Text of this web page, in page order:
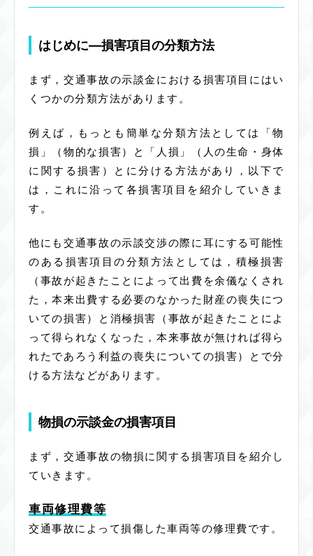
はじめに―損害項目の分類方法
まず，交通事故の示談金における損害項目にはい
くつかの分類方法があります。
例えば，もっとも簡単な分類方法としては「物
損」（物的な損害）と「人損」（人の生命・身体
に関する損害）とに分ける方法があり，以下で
は，これに沿って各損害項目を紹介していきま
す。
他にも交通事故の示談交渉の際に耳にする可能性
のある損害項目の分類方法としては，積極損害
（事故が起きたことによって出費を余儀なくされ
た，本来出費する必要のなかった財産の喪失につ
いての損害）と消極損害（事故が起きたことによ
って得られなくなった，本来事故が無ければ得ら
れたであろう利益の喪失についての損害）とで分
ける方法などがあります。
物損の示談金の損害項目
まず，交通事故の物損に関する損害項目を紹介し
ていきます。
車両修理費等
交通事故によって損傷した車両等の修理費です。